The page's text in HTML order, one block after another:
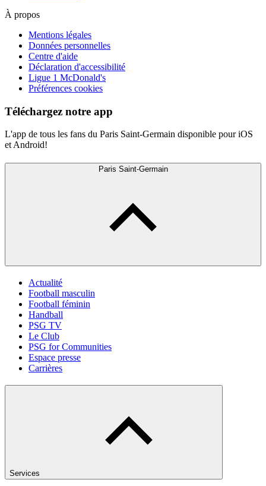
À propos
Mentions légales
Données personnelles
Centre d'aide
Déclaration d'accessibilité
Ligue 1 McDonald's
Préférences cookies
Téléchargez notre app
L'app de tous les fans du Paris Saint-Germain disponible pour iOS
et Android!
Paris Saint-Germain
Actualité
Football masculin
Football féminin
Handball
PSG TV
Le Club
PSG for Communities
Espace presse
Carrières
Services